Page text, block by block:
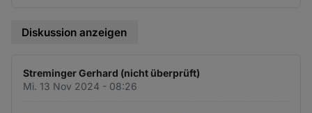
Diskussion anzeigen
Streminger Gerhard (nicht überprüft)
Mi. 13 Nov 2024 - 08:26